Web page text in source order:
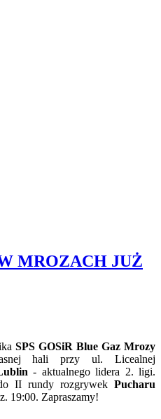
MROZACH JUŻ
SPS GOSiR Blue Gaz Mrozy
hali przy ul. Licealnej
- aktualnego lidera 2. ligi.
II rundy rozgrywek Pucharu
19:00. Zapraszamy!